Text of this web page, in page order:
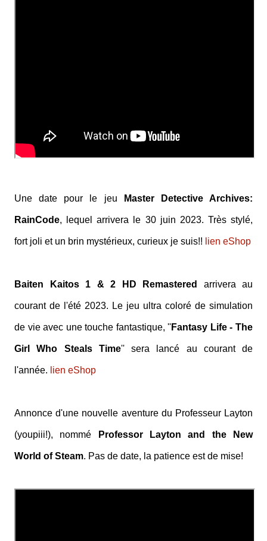
Une date pour le jeu Master Detective Archives:
RainCode, lequel arrivera le 30 juin 2023. Très stylé,
fort joli et un brin mystérieux, curieux je suis!! lien eShop
Baiten Kaitos 1 & 2 HD Remastered arrivera au
courant de l'été 2023. Le jeu ultra coloré de simulation
de vie avec une touche fantastique, ''Fantasy Life - The
Girl Who Steals Time'' sera lancé au courant de
l'année. lien eShop
Annonce d'une nouvelle aventure du Professeur Layton
(youpiii!), nommé Professor Layton and the New
World of Steam. Pas de date, la patience est de mise!